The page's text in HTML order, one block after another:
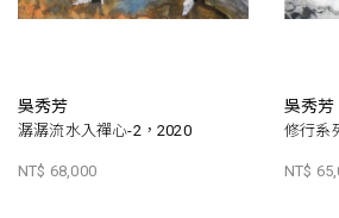
吳秀芳
潺潺流水入禪心-2，2020
NT$ 68,000
吳秀芳
修行系
NT$